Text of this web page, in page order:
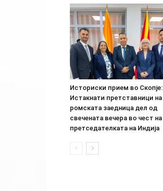
Историски прием во Скопје:
Истакнати претставници на
ромската заедница дел од
свечената вечера во чест на
претседателката на Индија